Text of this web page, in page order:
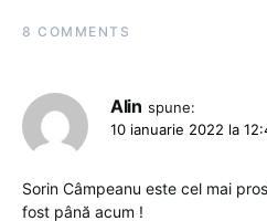
8 COMMENTS
Alin spune:
10 ianuarie 2022 la
Sorin Câmpeanu este cel mai
fost până acum !